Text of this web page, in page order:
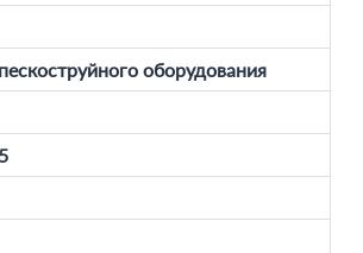
оборудования